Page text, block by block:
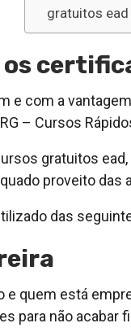
gratuitos ead
os
e com a
– Cursos
gratuitos
proveito das
das
quem está
para não acabar